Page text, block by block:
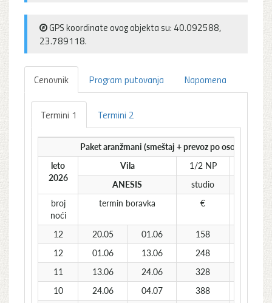
GPS koordinate ovog objekta su: 40.092588,
23.789118.
Cenovnik Program putovanja Napomena
Termini 1 Termini 2
Paket aranžmani (smeštaj + prevoz po osobi) na
leto
2026
Vila 1/2 NP
ANESIS
studio
broj
noći
termin boravka € €
12 20.05 01.06 158
12
01.06 13.06 248
11
13.06 24.06 328
10
24.06 04.07 388
418